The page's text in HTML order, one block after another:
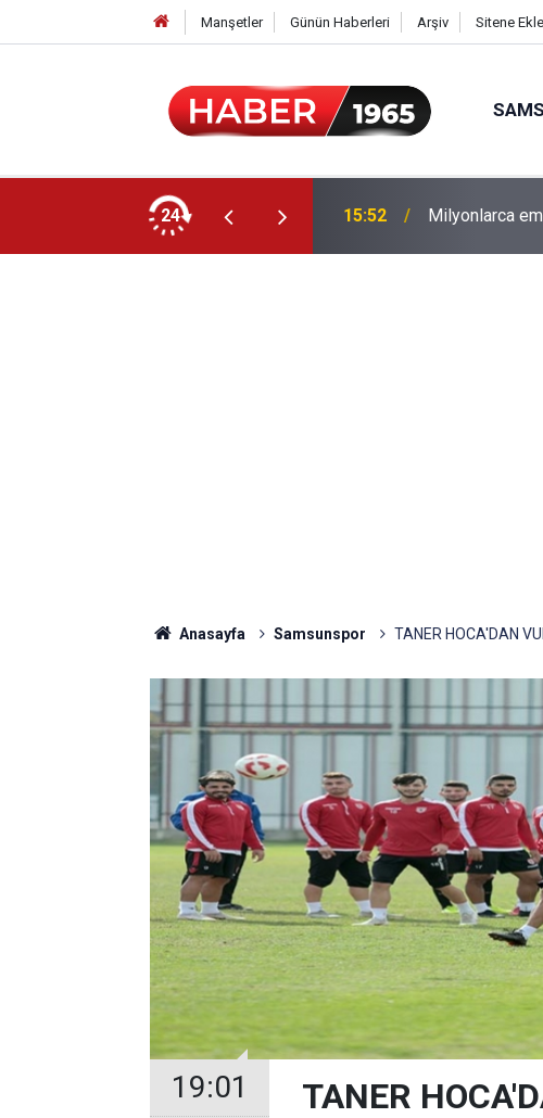
Manşetler Günün Haberleri Arşiv Sitene Ekle
24 15:52 Milyonlarca
Anasayfa Samsunspor TANER HOCA'DAN
19:01 TANER